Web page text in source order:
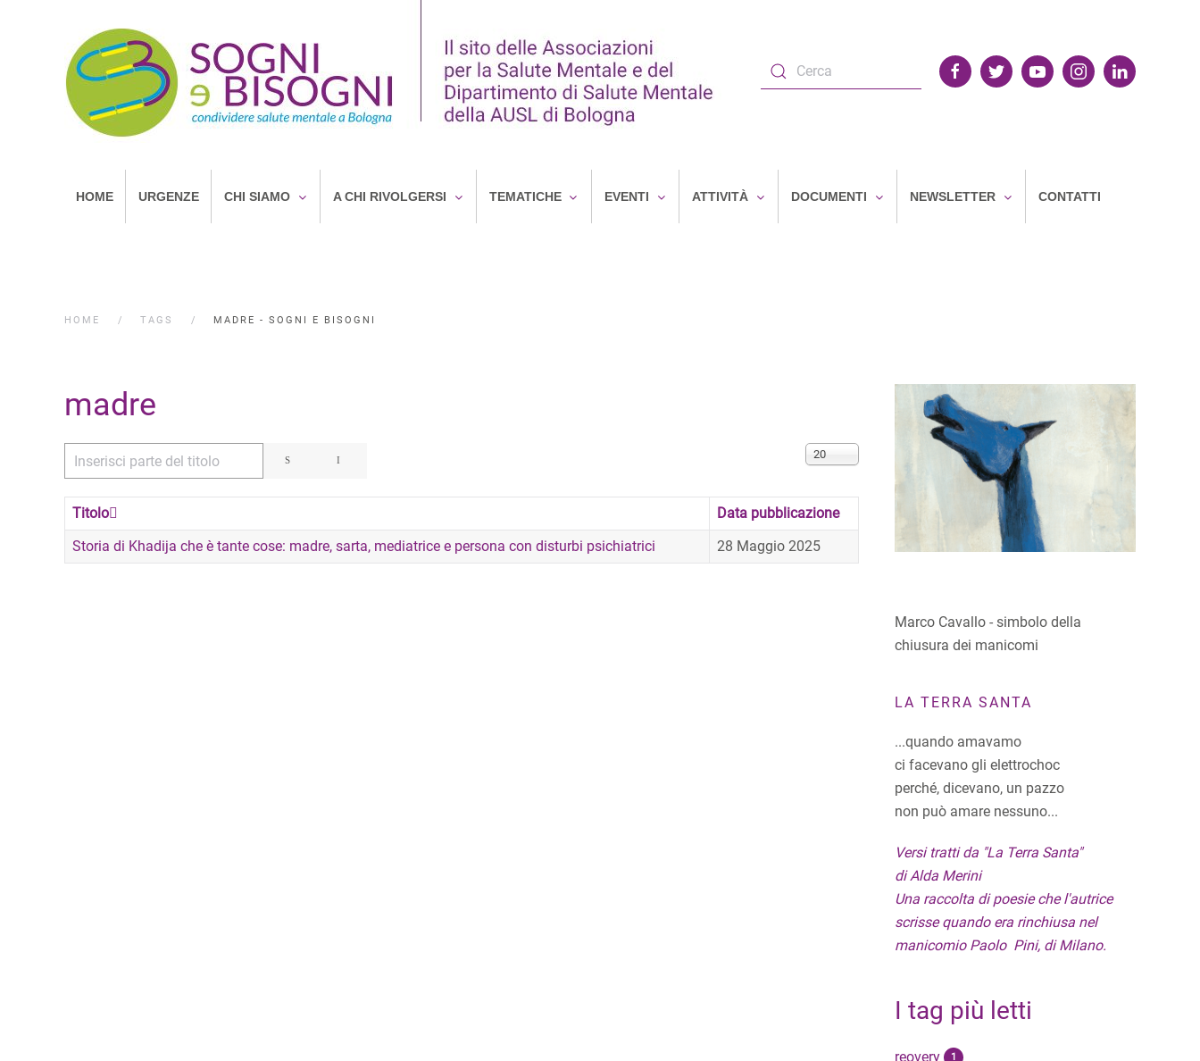
HOME URGENZE CHI SIAMO A CHI RIVOLGERSI TEMATICHE EVENTI ATTIVITÀ DOCUMENTI NEWSLETTER CONTATTI
HOME TAGS MADRE - SOGNI E BISOGNI
madre
Inserisci parte del titolo Visualizza n.
20
Titolo
Data pubblicazione
Storia di Khadija che è tante cose: madre, sarta, mediatrice e persona con disturbi psichiatrici
28 Maggio 2025
Marco Cavallo - simbolo della
chiusura dei manicomi
LA TERRA SANTA
...quando amavamo
ci facevano gli elettrochoc
perché, dicevano, un pazzo
non può amare nessuno...
Versi tratti da "La Terra Santa"
di Alda Merini
Una raccolta di poesie che l'autrice
scrisse quando era rinchiusa nel
manicomio Paolo Pini, di Milano.
I tag più letti
reovery 1